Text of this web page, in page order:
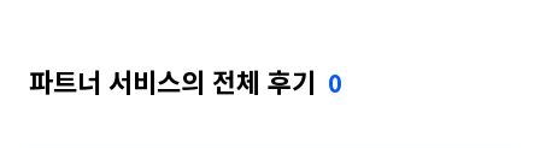
파트너 서비스의 전체 후기 0